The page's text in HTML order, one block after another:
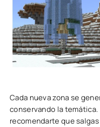
Cada nueva zona se
conservando la
recomendarte que